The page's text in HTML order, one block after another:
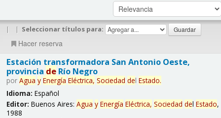
| | Seleccionar títulos para:
Hacer reserva
Estación transformadora San Antonio Oeste,
provincia deRío Negro
por Agua y Energía Eléctrica, Sociedad del Estado.
Idioma: Español
Editor: Buenos Aires: Agua y Energía Eléctrica, Sociedad del Estado,
1988